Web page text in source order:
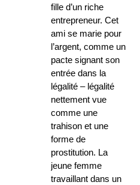
fille d’un riche
entrepreneur. Cet
ami se marie pour
l’argent, comme un
pacte signant son
entrée dans la
légalité – légalité
nettement vue
comme une
trahison et une
forme de
prostitution. La
jeune femme
travaillant dans un